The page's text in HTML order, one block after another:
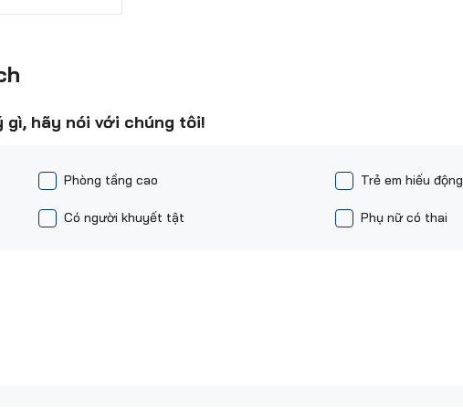
gì, hãy nói với chúng tôi!
Phòng tầng cao Trẻ em hiếu động
Có người khuyết tật Phụ nữ có thai